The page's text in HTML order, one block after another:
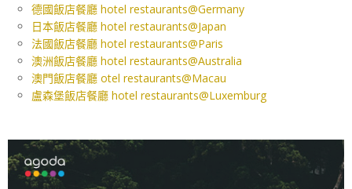
德國飯店餐廳 hotel restaurants@Germany
日本飯店餐廳 hotel restaurants@Japan
法國飯店餐廳 hotel restaurants@Paris
澳洲飯店餐廳 hotel restaurants@Australia
澳門飯店餐廳 otel restaurants@Macau
盧森堡飯店餐廳 hotel restaurants@Luxemburg